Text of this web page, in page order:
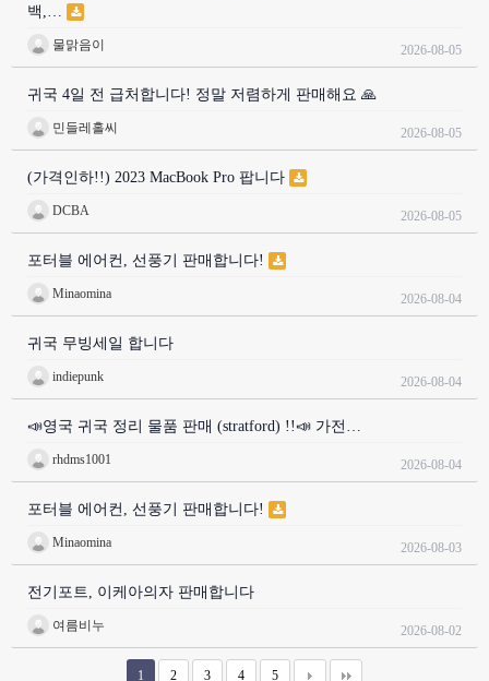
백,…
물맑음이 2026-08-05
귀국 4일 전 급처합니다! 정말 저렴하게 판매해요 🙏
민들레홀씨 2026-08-05
(가격인하!!) 2023 MacBook Pro 팝니다
DCBA 2026-08-05
포터블 에어컨, 선풍기 판매합니다!
Minaomina 2026-08-04
귀국 무빙세일 합니다
indiepunk 2026-08-04
📣영국 귀국 정리 물품 판매 (stratford) !!📣 가전…
rhdms1001 2026-08-04
포터블 에어컨, 선풍기 판매합니다!
Minaomina 2026-08-03
전기포트, 이케아의자 판매합니다
여름비누 2026-08-02
1 2 3 4 5